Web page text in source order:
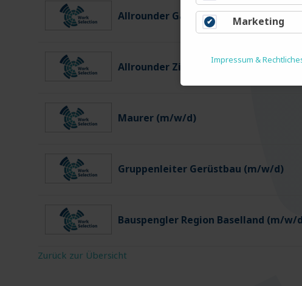
Allrounder Gartenbau (m/w/d)
Allrounder Zimmermann (m/w/d)
Maurer (m/w/d)
Gruppenleiter Gerüstbau (m/w/d)
Bauspengler Region Baselland (m/w/
Zurück zur Übersicht
Marketing
Impressum &